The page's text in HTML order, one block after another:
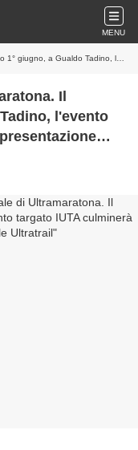
MENU
con la presentazione ufficiale della Nazionale Ultratrail
Il
l'evento